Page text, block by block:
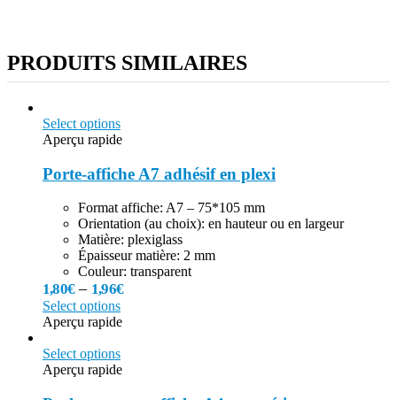
PRODUITS SIMILAIRES
Select options
Aperçu rapide
Porte-affiche A7 adhésif en plexi
Format affiche: A7 – 75*105 mm
Orientation (au choix): en hauteur ou en largeur
Matière: plexiglass
Épaisseur matière: 2 mm
Couleur: transparent
1,80€– 1,96€
Select options
Aperçu rapide
Select options
Aperçu rapide